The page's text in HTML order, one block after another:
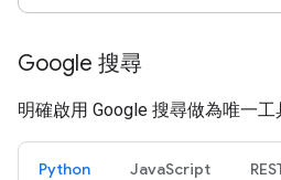
Google 搜尋
明確啟用 Google 搜尋做為唯一工
Python JavaScript